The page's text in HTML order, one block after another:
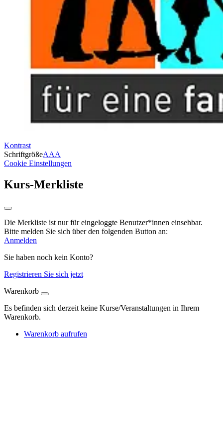
Kontrast
SchriftgrößeAAA
Cookie Einstellungen
Kurs-Merkliste
Die Merkliste ist nur für eingeloggte Benutzer*innen einsehbar.
Bitte melden Sie sich über den folgenden Button an:
Anmelden
Sie haben noch kein Konto?
Registrieren Sie sich jetzt
Warenkorb
Es befinden sich derzeit keine Kurse/Veranstaltungen in Ihrem
Warenkorb.
Warenkorb aufrufen